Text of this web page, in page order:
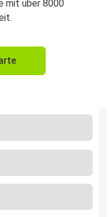
mit über 8000